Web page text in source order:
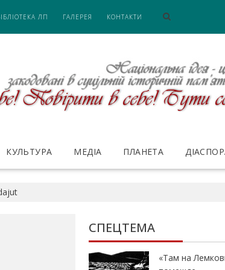
ЛП ГАЛЕРЕЯ КОНТАКТИ
КУЛЬТУРА МЕДІА ПЛАНЕТА
СПЕЦТЕМА
«Там на